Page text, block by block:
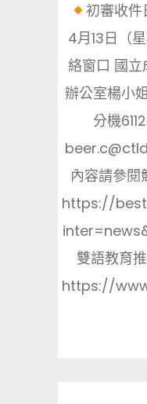
初審收
4月13日（
絡窗口 國
辦公室楊小
分機
內容請參閱
https://
雙語教育
https://